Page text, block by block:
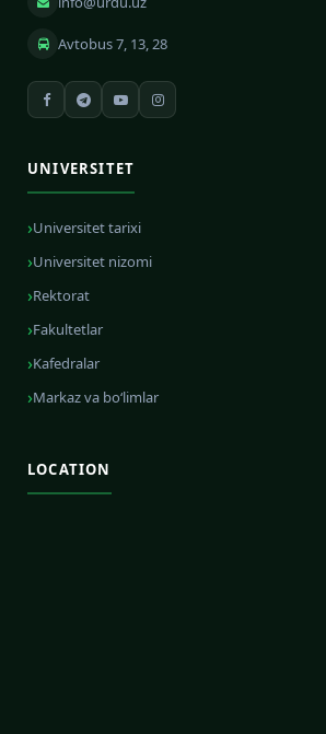
Avtobus 7, 13, 28
UNIVERSITET
Universitet tarixi
Universitet nizomi
Rektorat
Fakultetlar
Kafedralar
Markaz va bo‘limlar
LOCATION